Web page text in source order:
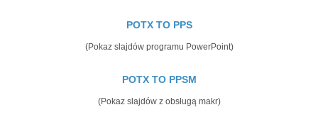
POTX TO PPS
(Pokaz slajdów programu PowerPoint)
POTX TO PPSM
(Pokaz slajdów z obsługą makr)